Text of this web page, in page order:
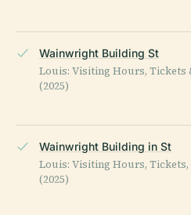
Wainwright Building St
Louis: Visiting Hours,
(2025)
Wainwright Building in St
Louis: Visiting Hours,
(2025)